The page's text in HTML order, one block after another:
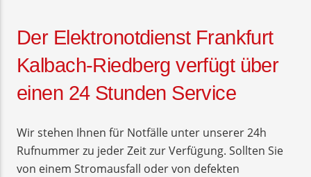
Der Elektronotdienst Frankfurt
Kalbach-Riedberg verfügt über
einen 24 Stunden Service
Wir stehen Ihnen für Notfälle unter unserer 24h
Rufnummer zu jeder Zeit zur Verfügung. Sollten Sie
von einem Stromausfall oder von defekten